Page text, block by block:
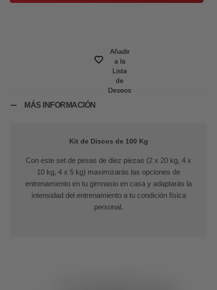
Añadir
a la
Lista
de
Deseos
MÁS INFORMACIÓN
Kit de Discos de 100 Kg
Con este set de pesas de diez piezas (2 x 20 kg, 4 x
10 kg, 4 x 5 kg) maximizarás las opciones de
entrenamiento en tu gimnasio en casa y adaptarás la
intensidad del entrenamiento a tu condición física
personal.